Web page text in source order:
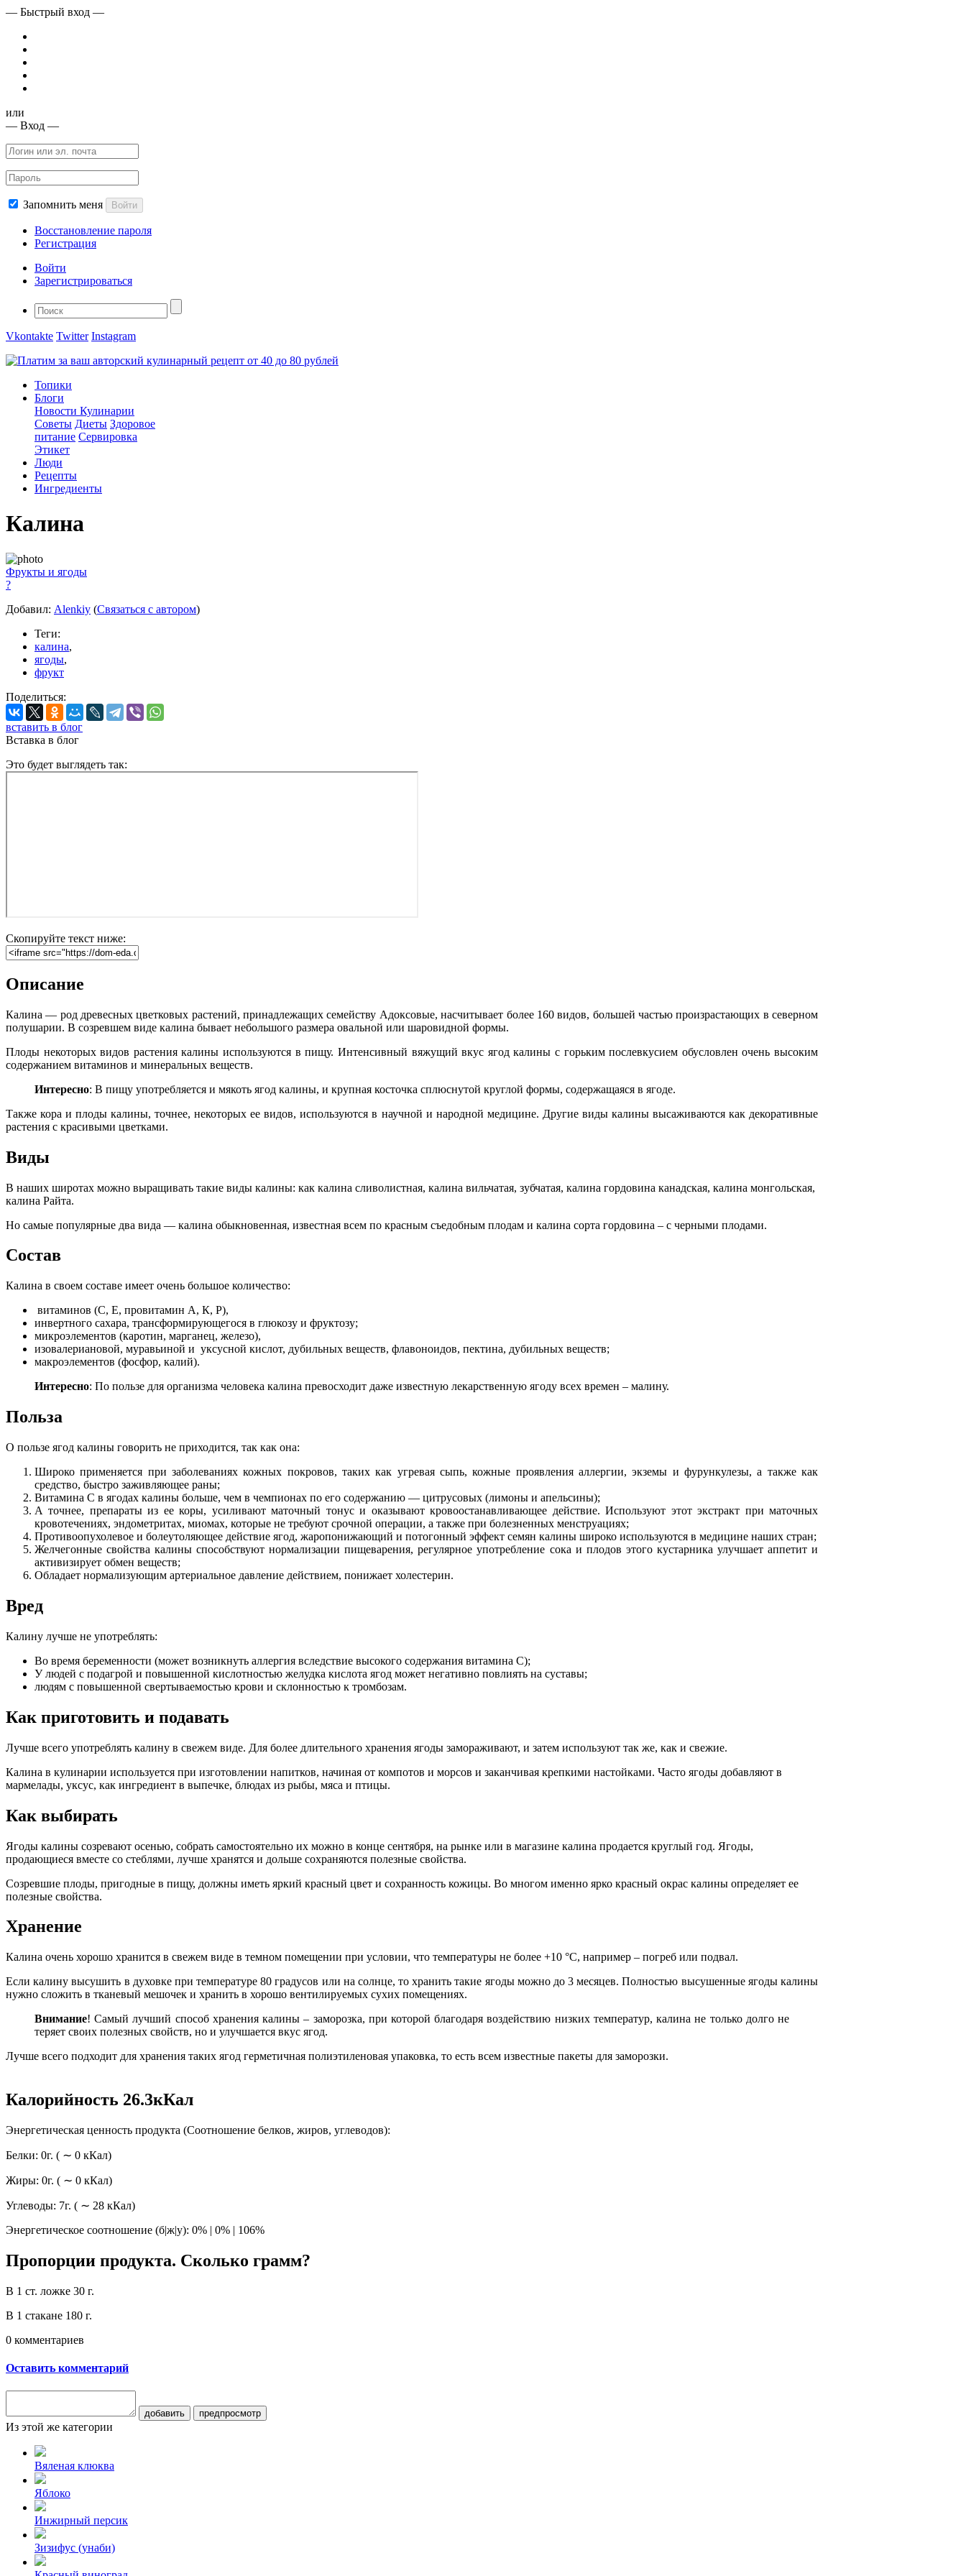
— Быстрый вход —
или
— Вход —
Запомнить меня Войти
Восстановление пароля
Регистрация
Войти
Зарегистрироваться
Vkontakte Twitter Instagram
Топики
Блоги
Новости Кулинарии
Советы Диеты Здоровое
питание Сервировка
Этикет
Люди
Рецепты
Ингредиенты
Калина
Фрукты и ягоды
?
Добавил: Alenkiy (Связаться с автором)
Теги:
калина,
ягоды,
фрукт
Поделиться:
вставить в блог
Вставка в блог
Это будет выглядеть так:
Скопируйте текст ниже:
Описание
Калина — род древесных цветковых растений, принадлежащих семейству Адоксовые, насчитывает более 160 видов, большей частью произрастающих в северном
полушарии. В созревшем виде калина бывает небольшого размера овальной или шаровидной формы.
Плоды некоторых видов растения калины используются в пищу. Интенсивный вяжущий вкус ягод калины с горьким послевкусием обусловлен очень высоким
содержанием витаминов и минеральных веществ.
Интересно: В пищу употребляется и мякоть ягод калины, и крупная косточка сплюснутой круглой формы, содержащаяся в ягоде.
Также кора и плоды калины, точнее, некоторых ее видов, используются в научной и народной медицине. Другие виды калины высаживаются как декоративные
растения с красивыми цветками.
Виды
В наших широтах можно выращивать такие виды калины: как калина сливолистная, калина вильчатая, зубчатая, калина гордовина канадская, калина монгольская,
калина Райта.
Но самые популярные два вида — калина обыкновенная, известная всем по красным съедобным плодам и калина сорта гордовина – с черными плодами.
Состав
Калина в своем составе имеет очень большое количество:
витаминов (С, Е, провитамин А, К, Р),
инвертного сахара, трансформирующегося в глюкозу и фруктозу;
микроэлементов (каротин, марганец, железо),
изовалериановой, муравьиной и уксусной кислот, дубильных веществ, флавоноидов, пектина, дубильных веществ;
макроэлементов (фосфор, калий).
Интересно: По пользе для организма человека калина превосходит даже известную лекарственную ягоду всех времен – малину.
Польза
О пользе ягод калины говорить не приходится, так как она:
Широко применяется при заболеваниях кожных покровов, таких как угревая сыпь, кожные проявления аллергии, экземы и фурункулезы, а также как
средство, быстро заживляющее раны;
Витамина С в ягодах калины больше, чем в чемпионах по его содержанию — цитрусовых (лимоны и апельсины);
А точнее, препараты из ее коры, усиливают маточный тонус и оказывают кровоостанавливающее действие. Используют этот экстракт при маточных
кровотечениях, эндометритах, миомах, которые не требуют срочной операции, а также при болезненных менструациях;
Противоопухолевое и болеутоляющее действие ягод, жаропонижающий и потогонный эффект семян калины широко используются в медицине наших стран;
Желчегонные свойства калины способствуют нормализации пищеварения, регулярное употребление сока и плодов этого кустарника улучшает аппетит и
активизирует обмен веществ;
Обладает нормализующим артериальное давление действием, понижает холестерин.
Вред
Калину лучше не употреблять:
Во время беременности (может возникнуть аллергия вследствие высокого содержания витамина С);
У людей с подагрой и повышенной кислотностью желудка кислота ягод может негативно повлиять на суставы;
людям с повышенной свертываемостью крови и склонностью к тромбозам.
Как приготовить и подавать
Лучше всего употреблять калину в свежем виде. Для более длительного хранения ягоды замораживают, и затем используют так же, как и свежие.
Калина в кулинарии используется при изготовлении напитков, начиная от компотов и морсов и заканчивая крепкими настойками. Часто ягоды добавляют в
мармелады, уксус, как ингредиент в выпечке, блюдах из рыбы, мяса и птицы.
Как выбирать
Ягоды калины созревают осенью, собрать самостоятельно их можно в конце сентября, на рынке или в магазине калина продается круглый год. Ягоды,
продающиеся вместе со стеблями, лучше хранятся и дольше сохраняются полезные свойства.
Созревшие плоды, пригодные в пищу, должны иметь яркий красный цвет и сохранность кожицы. Во многом именно ярко красный окрас калины определяет ее
полезные свойства.
Хранение
Калина очень хорошо хранится в свежем виде в темном помещении при условии, что температуры не более +10 °C, например – погреб или подвал.
Если калину высушить в духовке при температуре 80 градусов или на солнце, то хранить такие ягоды можно до 3 месяцев. Полностью высушенные ягоды калины
нужно сложить в тканевый мешочек и хранить в хорошо вентилируемых сухих помещениях.
Внимание! Самый лучший способ хранения калины – заморозка, при которой благодаря воздействию низких температур, калина не только долго не
теряет своих полезных свойств, но и улучшается вкус ягод.
Лучше всего подходит для хранения таких ягод герметичная полиэтиленовая упаковка, то есть всем известные пакеты для заморозки.
Калорийность 26.3кКал
Энергетическая ценность продукта (Соотношение белков, жиров, углеводов):
Белки: 0г. ( ∼ 0 кКал)
Жиры: 0г. ( ∼ 0 кКал)
Углеводы: 7г. ( ∼ 28 кКал)
Энергетическое соотношение (б|ж|у): 0% | 0% | 106%
Пропорции продукта. Сколько грамм?
В 1 ст. ложке 30 г.
В 1 стакане 180 г.
0 комментариев
Оставить комментарий
добавить предпросмотр
Из этой же категории
Вяленая клюква
Яблоко
Инжирный персик
Зизифус (унаби)